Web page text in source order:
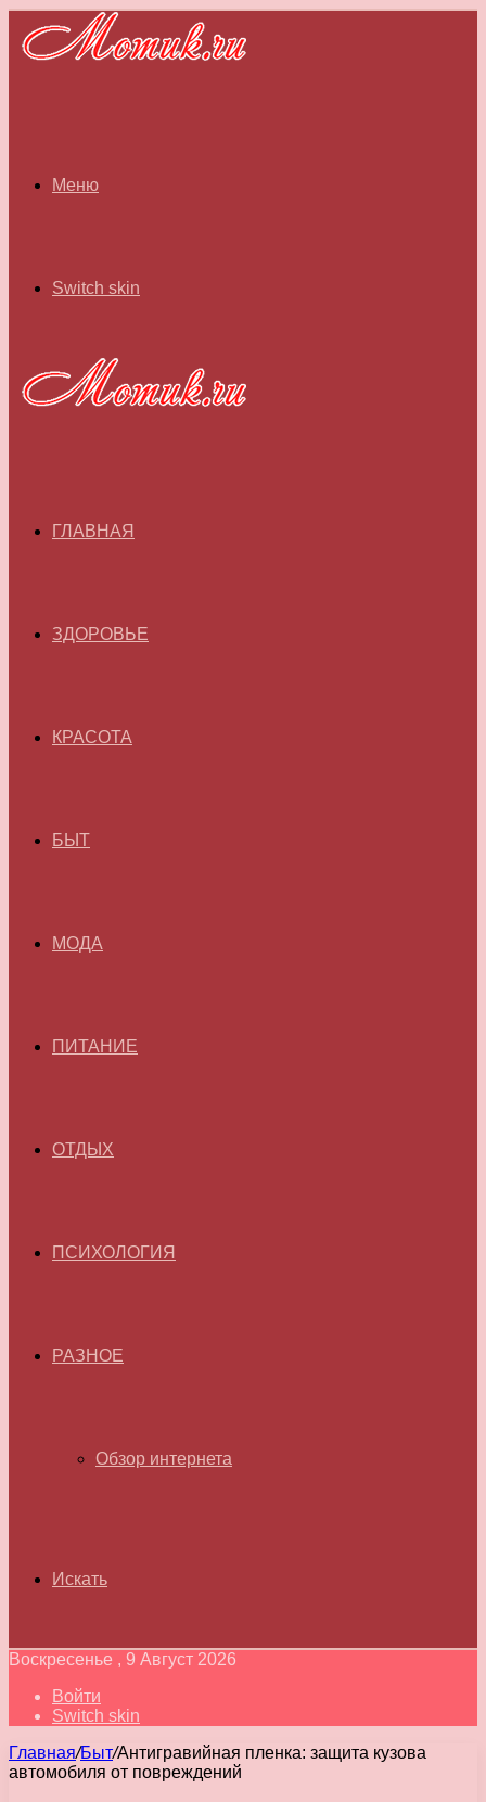
Меню
Switch skin
ГЛАВНАЯ
ЗДОРОВЬЕ
КРАСОТА
БЫТ
МОДА
ПИТАНИЕ
ОТДЫХ
ПСИХОЛОГИЯ
РАЗНОЕ
Обзор интернета
Искать
Воскресенье , 9 Август 2026
Войти
Switch skin
Главная/Быт/Антигравийная пленка: защита кузова
автомобиля от повреждений